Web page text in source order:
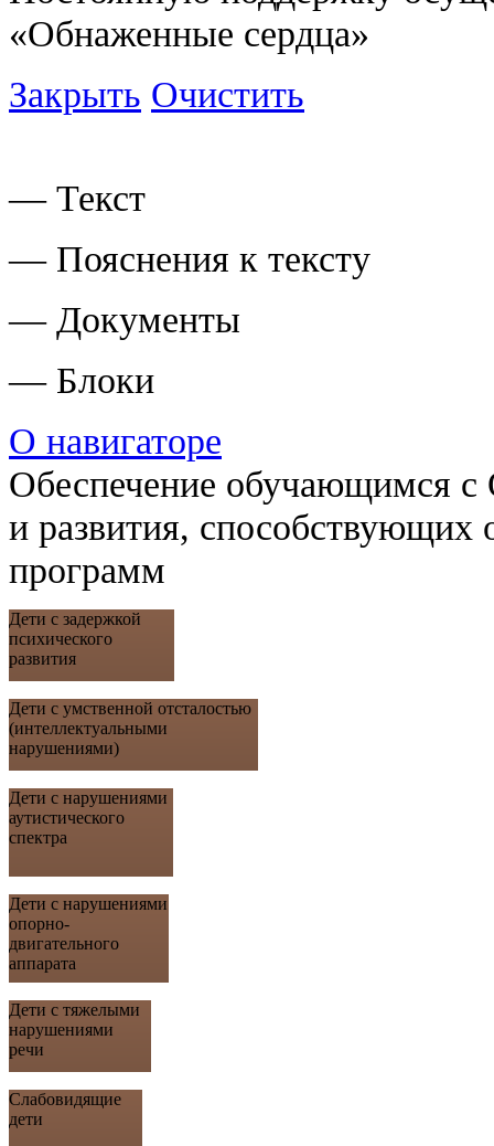
«Обнаженные сердца»
Закрыть Очистить
— Текст
— Пояснения к тексту
— Документы
— Блоки
О навигаторе
Обеспечение обучающимся с
и развития, способствующих
программ
Дети с задержкой
психического
развития
Дети с умственной отсталостью
(интеллектуальными
нарушениями)
Дети с нарушениями
аутистического
спектра
Дети с нарушениями
опорно-
двигательного
аппарата
Дети с тяжелыми
нарушениями
речи
Слабовидящие
дети